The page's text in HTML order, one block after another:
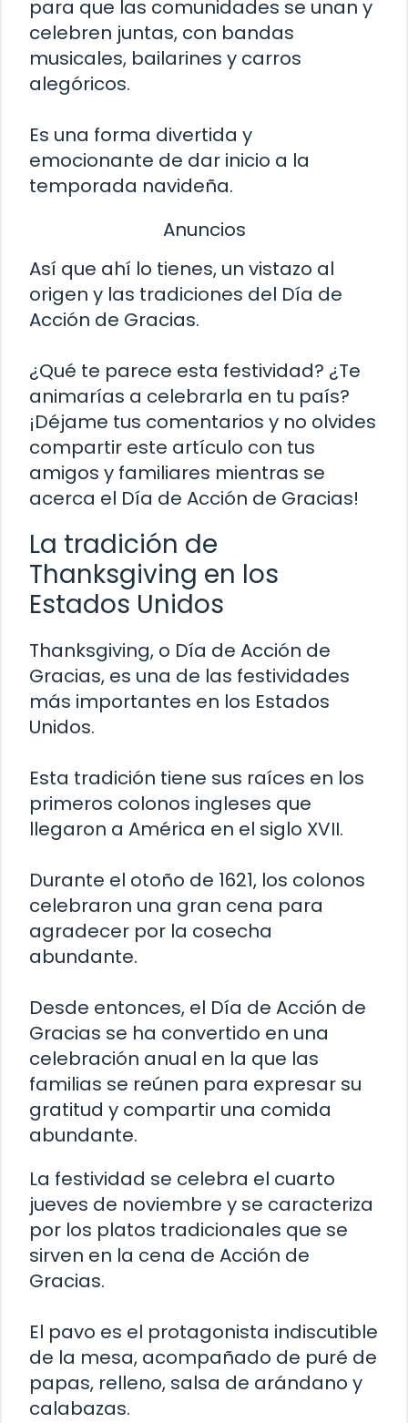
para que las comunidades se unan y
celebren juntas, con bandas
musicales, bailarines y carros
alegóricos.
Es una forma divertida y
emocionante de dar inicio a la
temporada navideña.
Anuncios
Así que ahí lo tienes, un vistazo al
origen y las tradiciones del Día de
Acción de Gracias.
¿Qué te parece esta festividad? ¿Te
animarías a celebrarla en tu país?
¡Déjame tus comentarios y no olvides
compartir este artículo con tus
amigos y familiares mientras se
acerca el Día de Acción de Gracias!
La tradición de
Thanksgiving en los
Estados Unidos
Thanksgiving, o Día de Acción de
Gracias, es una de las festividades
más importantes en los Estados
Unidos.
Esta tradición tiene sus raíces en los
primeros colonos ingleses que
llegaron a América en el siglo XVII.
Durante el otoño de 1621, los colonos
celebraron una gran cena para
agradecer por la cosecha
abundante.
Desde entonces, el Día de Acción de
Gracias se ha convertido en una
celebración anual en la que las
familias se reúnen para expresar su
gratitud y compartir una comida
abundante.
La festividad se celebra el cuarto
jueves de noviembre y se caracteriza
por los platos tradicionales que se
sirven en la cena de Acción de
Gracias.
El pavo es el protagonista indiscutible
de la mesa, acompañado de puré de
papas, relleno, salsa de arándano y
calabazas.